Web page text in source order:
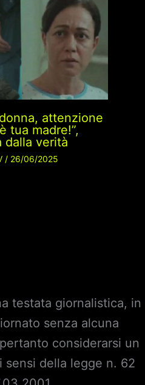
attenzione
tua madre!”,
dalla verità
/ 26/06/2025
testata giornalistica, in
senza alcuna
considerarsi un
della legge n. 62